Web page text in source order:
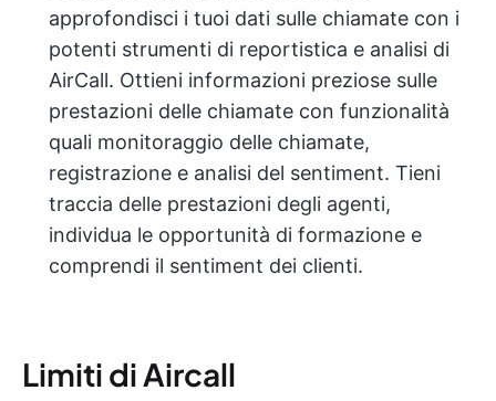
approfondisci i tuoi dati sulle chiamate con i
potenti strumenti di reportistica e analisi di
AirCall. Ottieni informazioni preziose sulle
prestazioni delle chiamate con funzionalità
quali monitoraggio delle chiamate,
registrazione e analisi del sentiment. Tieni
traccia delle prestazioni degli agenti,
individua le opportunità di formazione e
comprendi il sentiment dei clienti.
Limiti di Aircall